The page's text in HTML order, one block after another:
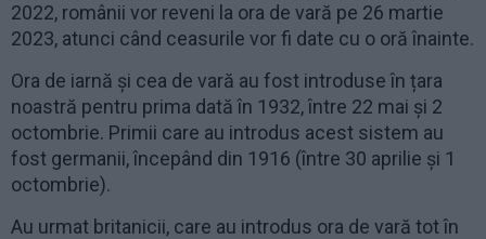
2022, românii vor reveni la ora de vară pe 26 martie
2023, atunci când ceasurile vor fi date cu o oră înainte.
Ora de iarnă şi cea de vară au fost introduse în țara
noastră pentru prima dată în 1932, între 22 mai şi 2
octombrie. Primii care au introdus acest sistem au
fost germanii, începând din 1916 (între 30 aprilie şi 1
octombrie).
Au urmat britanicii, care au introdus ora de vară tot în